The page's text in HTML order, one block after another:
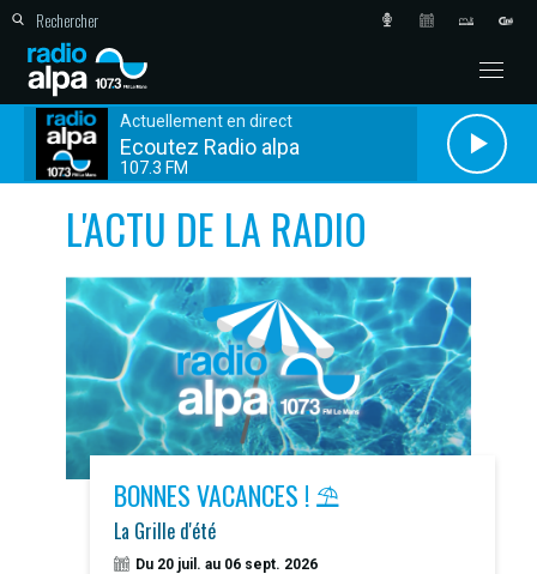
Actuellement en direct
Ecoutez Radio alpa
107.3 FM
L'ACTU DE LA RADIO
BONNES VACANCES ! ⛱️
La Grille d'été
Du 20 juil. au 06 sept. 2026